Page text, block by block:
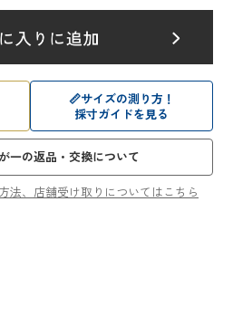
📏サイズの測り方！
採寸ガイドを見る
一の返品・交換について
法、店舗受け取りについてはこちら